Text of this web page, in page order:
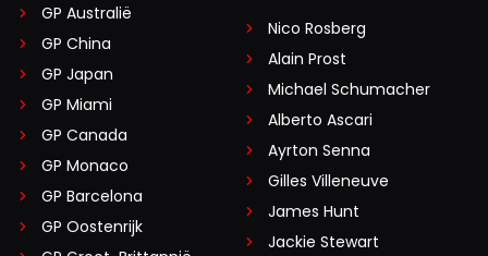
GP Australië
GP China
GP Japan
GP Miami
GP Canada
GP Monaco
GP Barcelona
GP Oostenrijk
Nico Rosberg
Alain Prost
Michael Schumacher
Alberto Ascari
Ayrton Senna
Gilles Villeneuve
James Hunt
Jackie Stewart